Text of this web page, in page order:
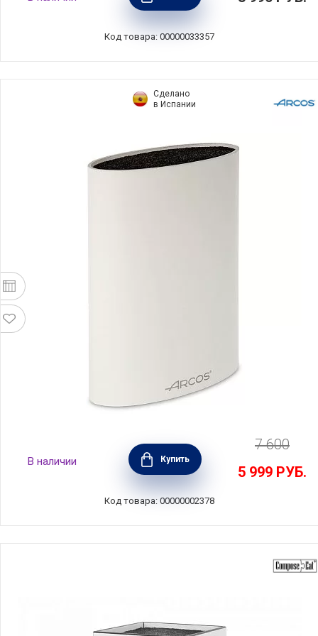
дуб, ComposeEat, PDN110523LS6
Код товара: 00000033357
Сделано
в Испании
Подставка для ножей, материал пластик,
цвет белый, Arcos, Испания, 794100
В наличии Купить
7 600
5 999 РУБ.
Код товара: 00000002378